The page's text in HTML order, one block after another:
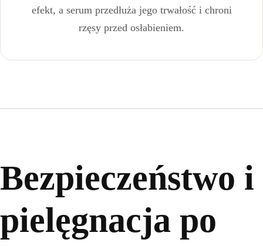
efekt, a serum przedłuża jego trwałość i chroni
rzęsy przed osłabieniem.
Bezpieczeństwo i
pielęgnacja po